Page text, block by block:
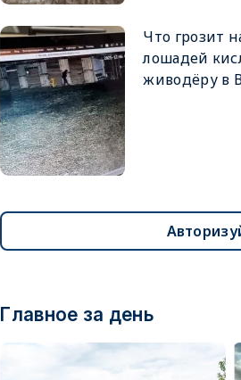
Что грозит
лошадей
живодёру в
Главное за день